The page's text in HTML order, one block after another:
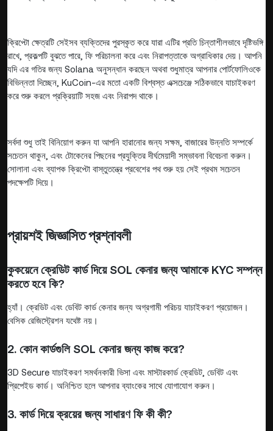
ক্রিপ্টো ক্ষেত্রটি সেইসব ব্যক্তিদের পুরস্কৃত করে যারা এটির প্রতি চিন্তাশীলভাবে দৃষ্টিভঙ্গি
রাখে, প্রকল্পটি বুঝতে পারে, ফি পরিচালনা করে এবং নিরাপত্তাকে অগ্রাধিকার দেয়। আপনি
যদি এর গতির জন্য Solana অনুসন্ধান করছেন অথবা শুধুমাত্র আপনার পোর্টফোলিওকে
বিভিন্নতা দিচ্ছেন, KuCoin-এর মতো একটি বিশ্বস্ত এক্সচেঞ্জে সঠিকভাবে যাচাইকরণ
করে শুরু করলে প্রক্রিয়াটি সহজ এবং নিরাপদ থাকে।
সর্বদা শুধু তাই বিনিয়োগ করুন যা আপনি হারানোর জন্য সক্ষম, বাজারের উন্নতি সম্পর্কে
সচেতন থাকুন, এবং টোকেনের পিছনের প্রযুক্তির দীর্ঘমেয়াদী সম্ভাবনা বিবেচনা করুন।
সোলানা এবং ব্যাপক ক্রিপ্টো বাস্তুতন্ত্রে প্রবেশের পথ শুরু হয় সেই প্রথম সচেতন
পদক্ষেপটি দিয়ে।
প্রায়শই জিজ্ঞাসিত প্রশ্নাবলী
কুকয়েনে ক্রেডিট কার্ড দিয়ে SOL কেনার জন্য আমাকে KYC সম্পন্ন
করতে হবে কি?
হ্যাঁ। ক্রেডিট এবং ডেবিট কার্ড কেনার জন্য অগ্রগামী পরিচয় যাচাইকরণ প্রয়োজন।
বেসিক রেজিস্ট্রেশন যথেষ্ট নয়।
2. কোন কার্ডগুলি SOL কেনার জন্য কাজ করে?
3D Secure যাচাইকরণ সমর্থনকারী ভিসা এবং মাস্টারকার্ড ক্রেডিট, ডেবিট এবং
প্রিপেইড কার্ড। অনিশ্চিত হলে আপনার ব্যাংকের সাথে যোগাযোগ করুন।
3. কার্ড দিয়ে ক্রয়ের জন্য সাধারণ ফি কী কী?